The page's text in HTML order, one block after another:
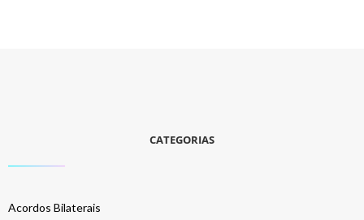
CATEGORIAS
Acordos Bilaterais